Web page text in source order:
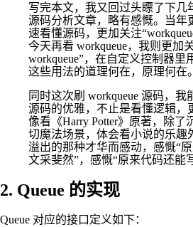
写完本文，我又回过头瞟了下几
源码分析文章，略有感慨。当年
速看懂源码，更加关注
今天再看 workqueue，我则更加
workqueue”，在自定义控制器里
这些用法的道理何在，原理何在。
同时这次刷 workqueue 源码，
源码的优雅，不止是看懂逻辑，
像看《Harry Potter》原著，除了
切魔法场景，体会看小说的乐趣
溢出的那种才华而感动，感慨“
文采斐然”，感慨“原来代码还能
2. Queue 的实现
Queue 对应的接口定义如下：